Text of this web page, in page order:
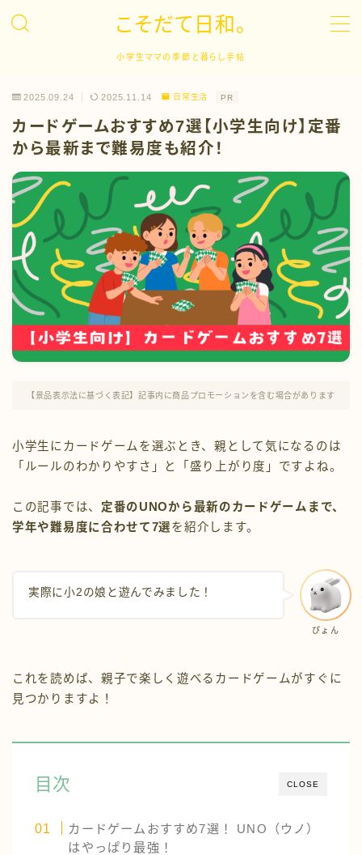
こそだて日和。
小学生ママの季節と暮らし手帖
キャリア
英語学習
ドラマ
イベント
日常生活
2025.09.24 2025.11.14 日常生活 PR
カードゲームおすすめ7選【小学生向け】定番
から最新まで難易度も紹介！
【景品表示法に基づく表記】記事内に商品プロモーションを含む場合があります
小学生にカードゲームを選ぶとき、親として気になるのは
「ルールのわかりやすさ」と「盛り上がり度」ですよね。
この記事では、 定番のUNOから最新のカードゲームまで、
学年や難易度に合わせて7選を紹介します。
ぴょん
実際に小2の娘と遊んでみました！
これを読めば、親子で楽しく遊べるカードゲームがすぐに
見つかりますよ！
CLOSE
目次
カードゲームおすすめ7選！ UNO（ウノ）
はやっぱり最強！